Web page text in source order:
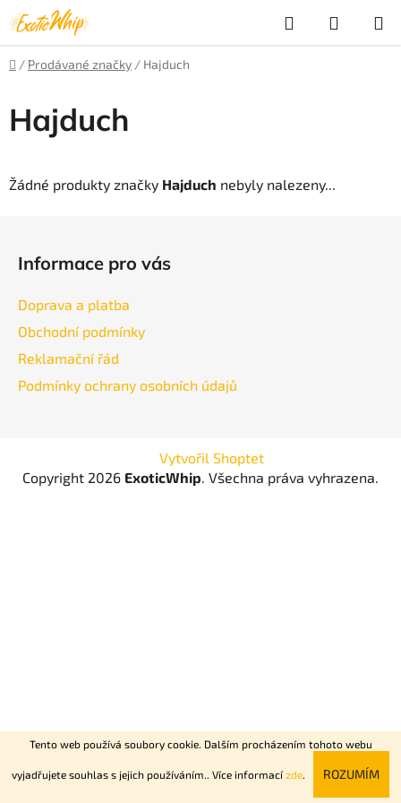
Tento web používá soubory cookie. Dalším procházením tohoto webu
vyjadřujete souhlas s jejich používáním.. Více informací zde. ROZUMÍM
Přejít
na
obsah
Rychlý nonstop rozvoz Praha + Dovoz celé ČR do 2 dní.
Hledat
KOŠÍK
Domů
/ Prodávané značky / Hajduch
Hajduch
Žádné produkty značky Hajduch nebyly nalezeny...
Informace pro vás
Doprava a platba
Obchodní podmínky
Reklamační řád
Podmínky ochrany osobních údajů
Vytvořil Shoptet
Copyright 2026 ExoticWhip. Všechna práva vyhrazena.